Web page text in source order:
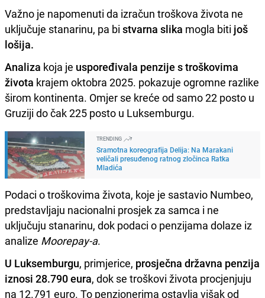
Važno je napomenuti da izračun troškova života ne
uključuje stanarinu, pa bi stvarna slika mogla biti još
lošija.
Analiza koja je uspoređivala penzije s troškovima
života krajem oktobra 2025. pokazuje ogromne razlike
širom kontinenta. Omjer se kreće od samo 22 posto u
Gruziji do čak 225 posto u Luksemburgu.
TRENDING
Sramotna koreografija Delija: Na Marakani
veličali presuđenog ratnog zločinca Ratka
Mladića
Podaci o troškovima života, koje je sastavio Numbeo,
predstavljaju nacionalni prosjek za samca i ne
uključuju stanarinu, dok podaci o penzijama dolaze iz
analize Moorepay-a.
U Luksemburgu, primjerice, prosječna državna penzija
iznosi 28.790 eura, dok se troškovi života procjenjuju
na 12.791 euro. To penzionerima ostavlja višak od